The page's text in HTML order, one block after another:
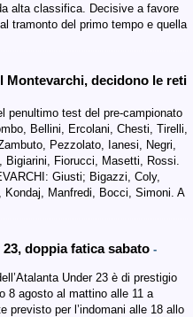
alta classifica. Decisive a favore
tramonto del primo tempo e quella
Montevarchi, decidono le reti
penultimo test del pre-campionato
Bellini, Ercolani, Chesti, Tirelli,
Pezzolato, Ianesi, Negri,
Bigiarini, Fiorucci, Masetti, Rossi.
Giusti; Bigazzi, Coly,
Manfredi, Bocci, Simoni. A
doppia fatica sabato -
Under 23 è di prestigio
8 agosto al mattino alle 11 a
previsto per l’indomani alle 18 allo